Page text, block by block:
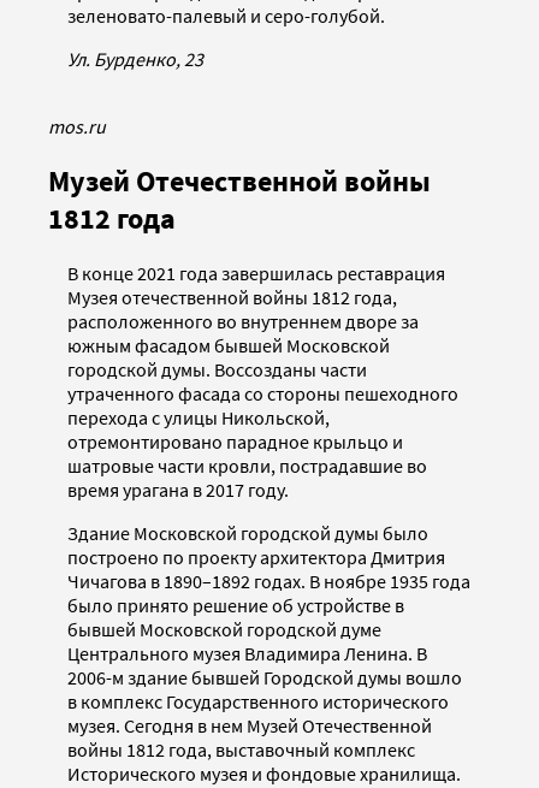
зеленовато-палевый и серо-голубой.
Ул. Бурденко, 23
mos.ru
Музей Отечественной войны
1812 года
В конце 2021 года завершилась реставрация
Музея отечественной войны 1812 года,
расположенного во внутреннем дворе за
южным фасадом бывшей Московской
городской думы. Воссозданы части
утраченного фасада со стороны пешеходного
перехода с улицы Никольской,
отремонтировано парадное крыльцо и
шатровые части кровли, пострадавшие во
время урагана в 2017 году.
Здание Московской городской думы было
построено по проекту архитектора Дмитрия
Чичагова в 1890–1892 годах. В ноябре 1935 года
было принято решение об устройстве в
бывшей Московской городской думе
Центрального музея Владимира Ленина. В
2006-м здание бывшей Городской думы вошло
в комплекс Государственного исторического
музея. Сегодня в нем Музей Отечественной
войны 1812 года, выставочный комплекс
Исторического музея и фондовые хранилища.